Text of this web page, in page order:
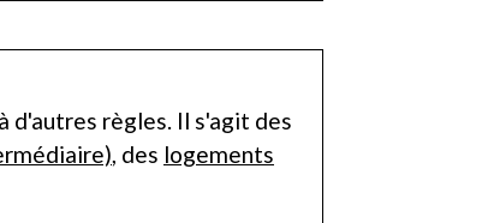
d'autres règles. Il s'agit des
, des logements